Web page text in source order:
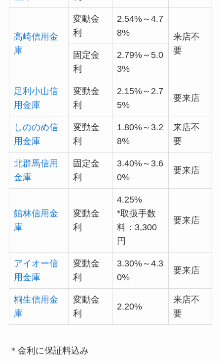
高崎信用金
庫
変動金
利
2.54%～4.7
8%
来店不
要
固定金
利
2.79%～5.0
3%
足利小山信
用金庫
変動金
利
2.15%～2.7
5%
要来店
しののめ信
用金庫
変動金
利
1.80%～3.2
8%
来店不
要
北群馬信用
金庫
固定金
利
3.40%～3.6
0%
要来店
館林信用金
庫
変動金
利
4.25%
*取扱手数
料：3,300
円
要来店
アイオー信
用金庫
変動金
利
3.30%～4.3
0%
要来店
桐生信用金
庫
変動金
利
2.20%
来店不
要
＊金利に保証料込み